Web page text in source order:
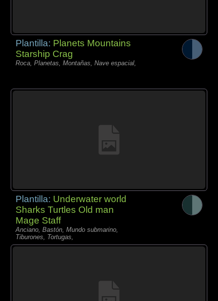
Plantilla: Planets Mountains
Starship Crag
Roca, Planetas, Montañas, Nave espacial,
Plantilla: Underwater world
Sharks Turtles Old man
Mage Staff
Anciano, Bastón, Mundo submarino,
Tiburones, Tortugas,